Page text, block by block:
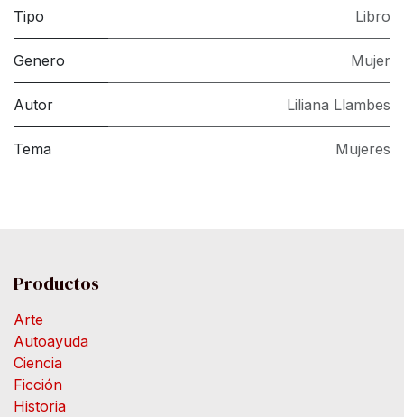
Tipo Libro
Genero Mujer
Autor Liliana Llambes
Tema Mujeres
Productos
Arte
Autoayuda
Ciencia
Ficción
Historia